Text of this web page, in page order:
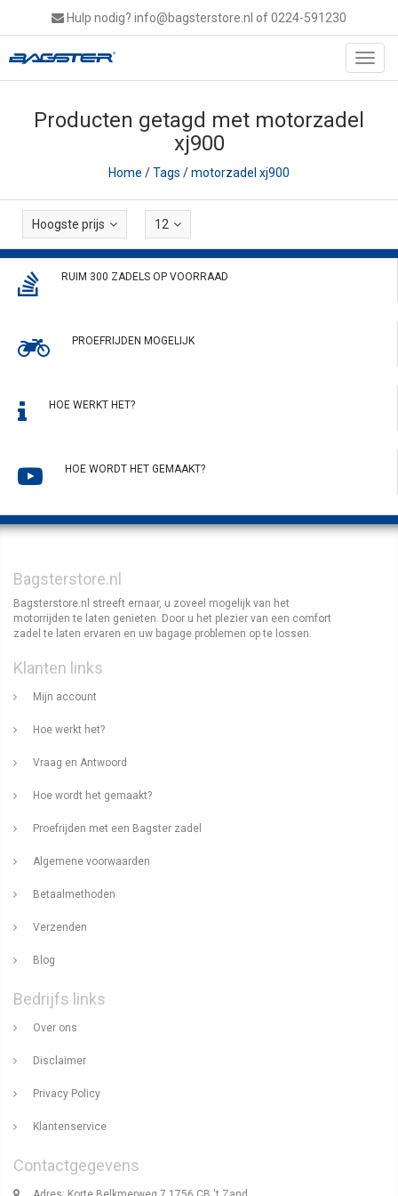
Hulp nodig? info@bagsterstore.nl of 0224-591230
Producten getagd met motorzadel
xj900
Home /Tags /motorzadel xj900
Hoogste prijs 12
RUIM 300 ZADELS OP VOORRAAD
PROEFRIJDEN MOGELIJK
HOE WERKT HET?
HOE WORDT HET GEMAAKT?
Bagsterstore.nl
Bagsterstore.nl streeft ernaar, u zoveel mogelijk van het
motorrijden te laten genieten. Door u het plezier van een comfort
zadel te laten ervaren en uw bagage problemen op te lossen.
Klanten links
Mijn account
Hoe werkt het?
Vraag en Antwoord
Hoe wordt het gemaakt?
Proefrijden met een Bagster zadel
Algemene voorwaarden
Betaalmethoden
Verzenden
Blog
Bedrijfs links
Over ons
Disclaimer
Privacy Policy
Klantenservice
Contactgegevens